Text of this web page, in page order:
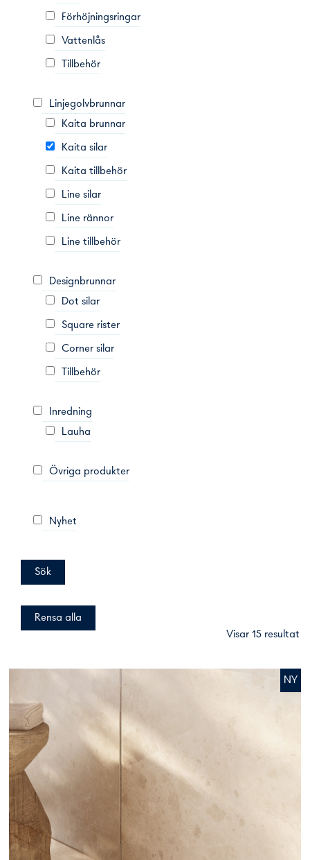
Förhöjningsringar
Vattenlås
Tillbehör
Linjegolvbrunnar
Kaita brunnar
Kaita silar
Kaita tillbehör
Line silar
Line rännor
Line tillbehör
Designbrunnar
Dot silar
Square rister
Corner silar
Tillbehör
Inredning
Lauha
Övriga produkter
Nyhet
Visar 15 resultat
NY
Visar 15 resultat